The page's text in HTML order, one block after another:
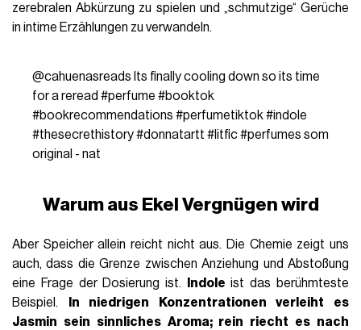
zerebralen Abkürzung zu spielen und „schmutzige“ Gerüche
in intime Erzählungen zu verwandeln.
@cahuenasreads Its finally cooling down so its time
for a reread #perfume #booktok
#bookrecommendations #perfumetiktok #indole
#thesecrethistory#donnatartt #litfic#perfumes som
original - nat
Warum aus Ekel Vergnügen wird
Aber Speicher allein reicht nicht aus. Die Chemie zeigt uns
auch, dass die Grenze zwischen Anziehung und Abstoßung
eine Frage der Dosierung ist.
Indole ist das berühmteste
Beispiel.
In niedrigen Konzentrationen verleiht es
Jasmin sein sinnliches Aroma; rein riecht es nach